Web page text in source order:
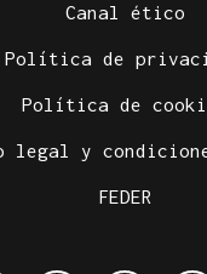
Canal ético
Política de
Política de
legal y
FEDER